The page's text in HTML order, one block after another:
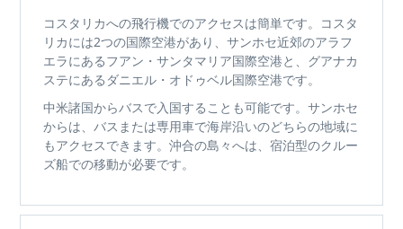
コスタリカへの飛行機でのアクセスは簡単です。コスタ
リカには2つの国際空港があり、サンホセ近郊のアラフ
エラにあるフアン・サンタマリア国際空港と、グアナカ
ステにあるダニエル・オドゥベル国際空港です。
中米諸国からバスで入国することも可能です。サンホセ
からは、バスまたは専用車で海岸沿いのどちらの地域に
もアクセスできます。沖合の島々へは、宿泊型のクルー
ズ船での移動が必要です。